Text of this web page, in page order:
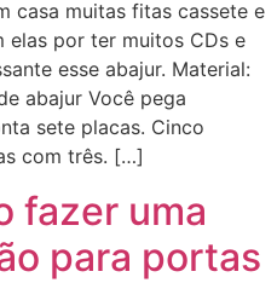
casa muitas fitas cassete e
elas por ter muitos CDs e
esse abajur. Material:
abajur Você pega
sete placas. Cinco
com três. […]
fazer uma
para portas